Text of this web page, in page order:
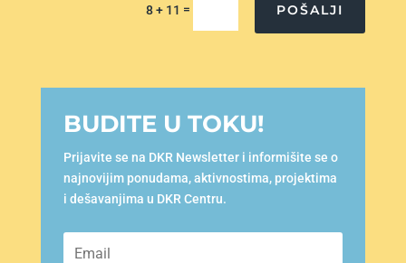
8 + 11 = POŠALJI
BUDITE U TOKU!
Prijavite se na DKR Newsletter i informišite se o
najnovijim ponudama, aktivnostima, projektima
i dešavanjima u DKR Centru.